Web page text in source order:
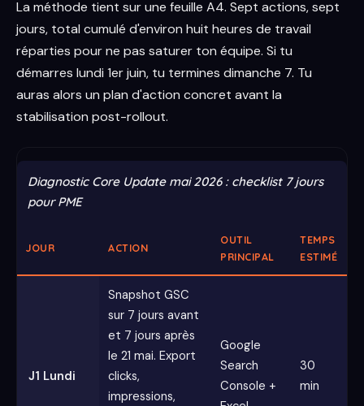
La méthode tient sur une feuille A4. Sept actions, sept
jours, total cumulé d'environ huit heures de travail
réparties pour ne pas saturer ton équipe. Si tu
démarres lundi 1er juin, tu termines dimanche 7. Tu
auras alors un plan d'action concret avant la
stabilisation post-rollout.
Diagnostic Core Update mai 2026 : checklist 7 jours
pour PME
JOUR ACTION
OUTIL
PRINCIPAL
TEMPS
ESTIMÉ
J1 Lundi
Snapshot GSC
sur 7 jours avant
et 7 jours après
le 21 mai. Export
clicks,
impressions,
Google
Search
Console +
30
min